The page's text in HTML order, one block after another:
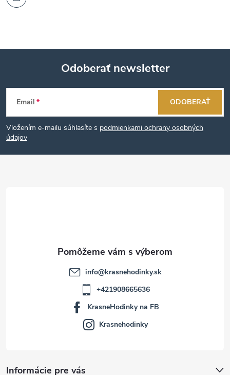
Z
á
p
Odoberať newsletter
Email
Vložením e-mailu súhlasíte s podmienkami ochrany osobných
údajov
ODOBERAŤ
Informácie pre vás
info@krasnehodinky.sk
+421908665636
KrasneHodinky na FB
Krasnehodinky